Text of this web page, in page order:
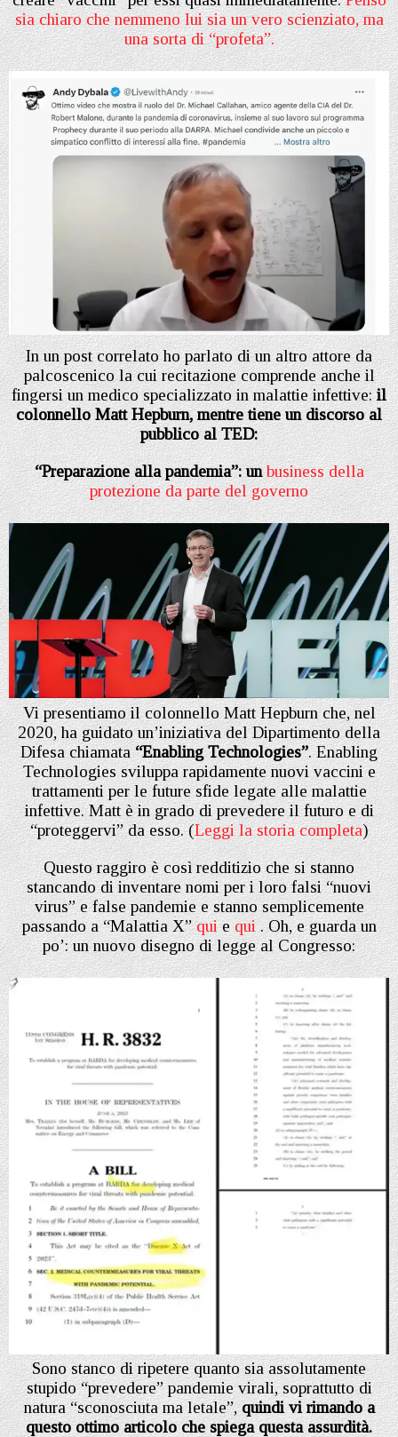
sia chiaro che nemmeno lui sia un vero scienziato, ma
una sorta di “profeta”.
In un post correlato ho parlato di un altro attore da
palcoscenico la cui recitazione comprende anche il
fingersi un medico specializzato in malattie infettive: il
colonnello Matt Hepburn, mentre tiene un discorso al
pubblico al TED:
“Preparazione alla pandemia”: un business della
protezione da parte del governo
Vi presentiamo il colonnello Matt Hepburn che, nel
2020, ha guidato un’iniziativa del Dipartimento della
Difesa chiamata“Enabling Technologies”. Enabling
Technologies sviluppa rapidamente nuovi vaccini e
trattamenti per le future sfide legate alle malattie
infettive. Matt è in grado di prevedere il futuro e di
“proteggervi” da esso. (Leggi la storia completa)
Questo raggiro è così redditizio che si stanno
stancando di inventare nomi per i loro falsi “nuovi
virus” e false pandemie e stanno semplicemente
passando a “Malattia X”quiequi. Oh, e guarda un
po’: un nuovo disegno di legge al Congresso:
Sono stanco di ripetere quanto sia assolutamente
stupido “prevedere” pandemie virali, soprattutto di
natura “sconosciuta ma letale”,quindi vi rimando a
questo ottimo articolo che spiega questa assurdità.